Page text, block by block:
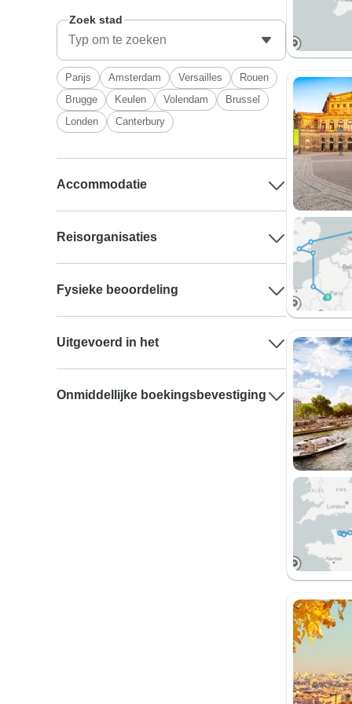
Zoek stad
Parijs Amsterdam Versailles
Rouen
Brugge
Keulen Volendam
Brussel
Londen
Canterbury
Accommodatie
Reisorganisaties
Fysieke beoordeling
Uitgevoerd in het
Onmiddellijke boekingsbevestiging